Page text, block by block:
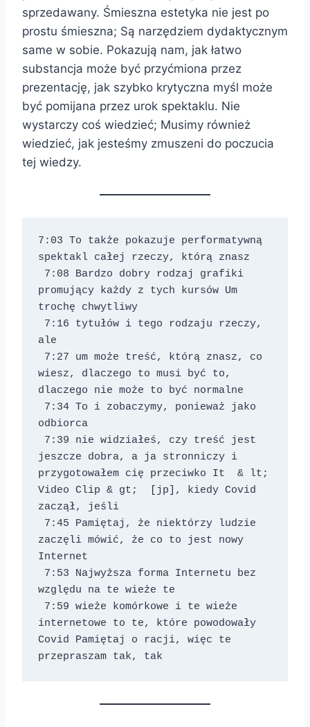
sprzedawany. Śmieszna estetyka nie jest po
prostu śmieszna; Są narzędziem dydaktycznym
same w sobie. Pokazują nam, jak łatwo
substancja może być przyćmiona przez
prezentację, jak szybko krytyczna myśl może
być pomijana przez urok spektaklu. Nie
wystarczy coś wiedzieć; Musimy również
wiedzieć, jak jesteśmy zmuszeni do poczucia
tej wiedzy.
7:03 To także pokazuje performatywną
spektakl całej rzeczy, którą znasz
promujący każdy z tych kursów Um
trochę chwytliwy
ale
wiesz, dlaczego to musi być to,
dlaczego nie może to być normalne
odbiorca
jeszcze dobra, a ja stronniczy i
przygotowałem cię przeciwko It
& lt;
Video Clip & gt;  [jp], kiedy Covid
zaczął, jeśli
zaczęli mówić, że co to jest nowy
Internet
względu na te wieże te
internetowe to te, które powodowały
Covid Pamiętaj o racji, więc te
przepraszam tak, tak